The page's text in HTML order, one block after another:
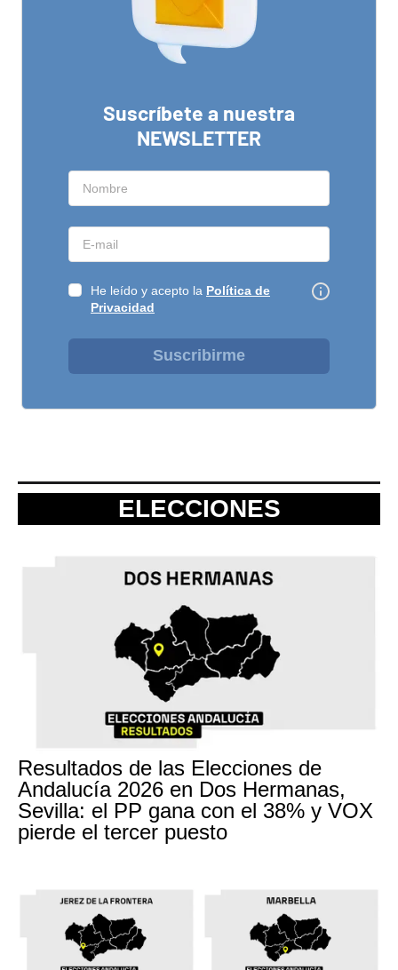
Suscríbete a nuestra
NEWSLETTER
He leído y acepto la Política de
Privacidad
Suscribirme
ELECCIONES
Resultados de las Elecciones de
Andalucía 2026 en Dos Hermanas,
Sevilla: el PP gana con el 38% y VOX
pierde el tercer puesto